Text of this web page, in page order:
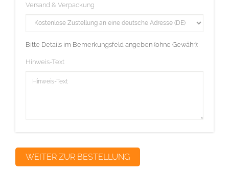
Versand & Verpackung
Bitte Details im Bemerkungsfeld angeben (ohne Gewähr):
Hinweis-Text